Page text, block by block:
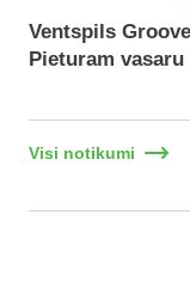
Ventspils
Pieturam vasaru
Visi notikumi